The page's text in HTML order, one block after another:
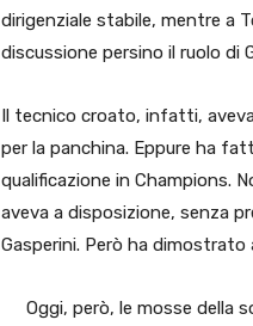
dirigenziale stabile, mentre a
discussione persino il ruolo di
Il tecnico croato, infatti,
per la panchina. Eppure ha
qualificazione in Champions.
aveva a disposizione, senza
Gasperini. Però ha
Oggi, però, le mosse della